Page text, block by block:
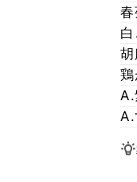
春
白
胡
鶏
A.
A.